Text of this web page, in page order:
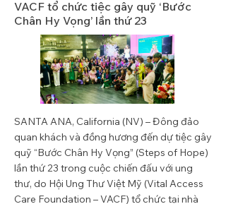
VACF tổ chức tiệc gây quỹ ‘Bước
Chân Hy Vọng’ lần thứ 23
SANTA ANA, California (NV) – Đông đảo
quan khách và đồng hương đến dự tiệc gây
quỹ “Bước Chân Hy Vọng” (Steps of Hope)
lần thứ 23 trong cuộc chiến đấu với ung
thư, do Hội Ung Thư Việt Mỹ (Vital Access
Care Foundation – VACF) tổ chức tại nhà